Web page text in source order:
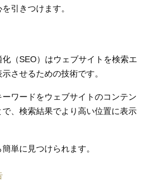
引きつけます。
（SEO）はウェブサイトを検索エ
させるための技術です。
ワードをウェブサイトのコンテン
、検索結果でより高い位置に表示
単に見つけられます。